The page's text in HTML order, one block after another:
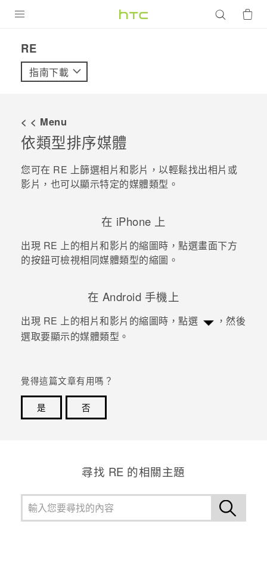
VIVE
配件
優惠專區
企業採購
銷售通路
支援服務
VIVELAND
RE‎
指南下載
< < Menu
依類型排序媒體
您可在 RE 上篩選相片和影片，以輕鬆找出相片或
影片，也可以顯示特定的媒體類型。
在 iPhone 上
出現 RE 上的相片和影片的縮圖時，點選畫面下方
的按鈕可檢視相同媒體類型的縮圖。
在 Android 手機上
出現 RE 上的相片和影片的縮圖時，點選
，然後
選取要顯示的媒體類型。
覺得這篇文章有用嗎？
是
否
尋找 RE 的相關主題